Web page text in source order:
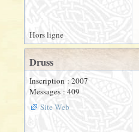
Hors ligne
Druss
Inscription : 2007
Messages : 409
Site Web